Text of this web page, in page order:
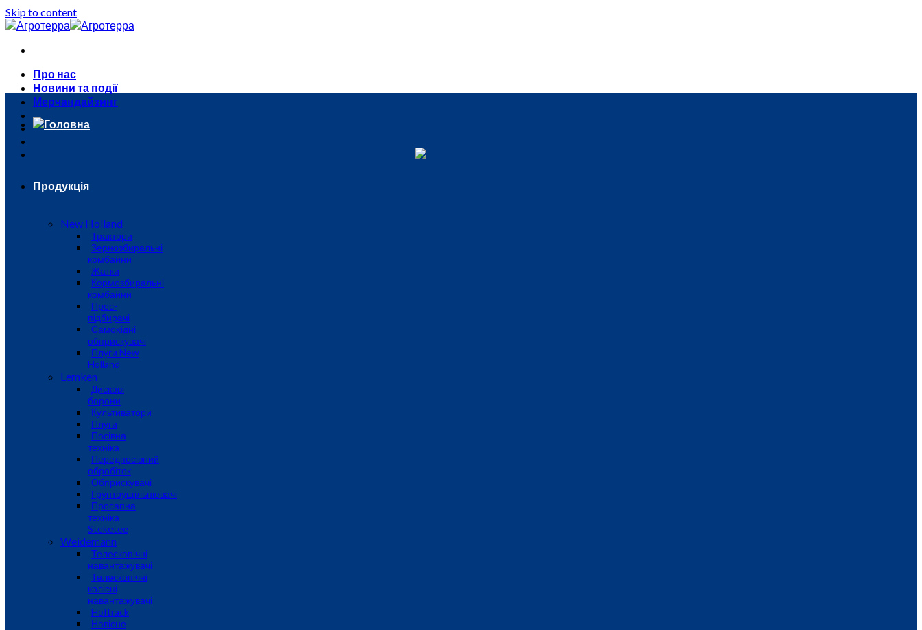
Skip to content
Про нас
Новини та події
Мерчандайзинг
Головна
Продукція
New Holland
Трактори
Зернозбиральні
комбайни
Жатки
Кормозбиральні
комбайни
Прес-
підбирачі
Самохідні
обприскувачі
Плуги New
Holland
Lemken
Дискові
борони
Культиватори
Плуги
Посівна
техніка
Передпосівний
обробіток
Обприскувачі
Грунтоущільнювачі
Просапна
техніка
Steketee
Weidemann
Телескопічні
навантажувачі
Телескопічні
колісні
навантажувачі
Hoftrack
Навісне